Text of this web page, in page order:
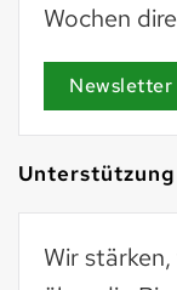
Wochen
Newsletter
Unterstützung
Wir